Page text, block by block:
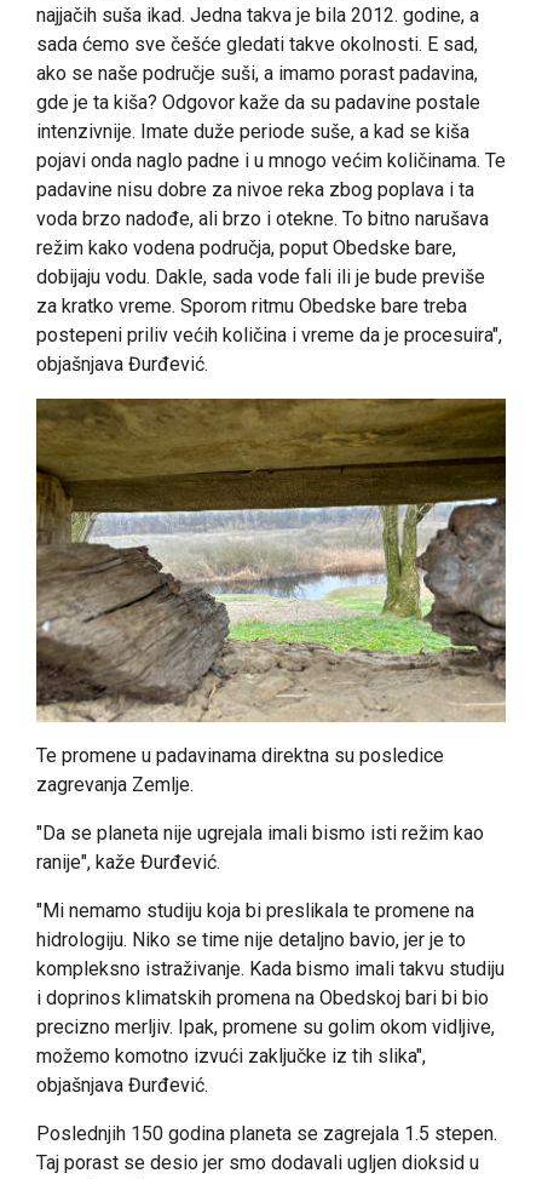
najjačih suša ikad. Jedna takva je bila 2012. godine, a
sada ćemo sve češće gledati takve okolnosti. E sad,
ako se naše područje suši, a imamo porast padavina,
gde je ta kiša? Odgovor kaže da su padavine postale
intenzivnije. Imate duže periode suše, a kad se kiša
pojavi onda naglo padne i u mnogo većim količinama. Te
padavine nisu dobre za nivoe reka zbog poplava i ta
voda brzo nadođe, ali brzo i otekne. To bitno narušava
režim kako vodena područja, poput Obedske bare,
dobijaju vodu. Dakle, sada vode fali ili je bude previše
za kratko vreme. Sporom ritmu Obedske bare treba
postepeni priliv većih količina i vreme da je procesuira",
objašnjava Đurđević.
Te promene u padavinama direktna su posledice
zagrevanja Zemlje.
"Da se planeta nije ugrejala imali bismo isti režim kao
ranije", kaže Đurđević.
"Mi nemamo studiju koja bi preslikala te promene na
hidrologiju. Niko se time nije detaljno bavio, jer je to
kompleksno istraživanje. Kada bismo imali takvu studiju
i doprinos klimatskih promena na Obedskoj bari bi bio
precizno merljiv. Ipak, promene su golim okom vidljive,
možemo komotno izvući zaključke iz tih slika",
objašnjava Đurđević.
Poslednjih 150 godina planeta se zagrejala 1.5 stepen.
Taj porast se desio jer smo dodavali ugljen dioksid u